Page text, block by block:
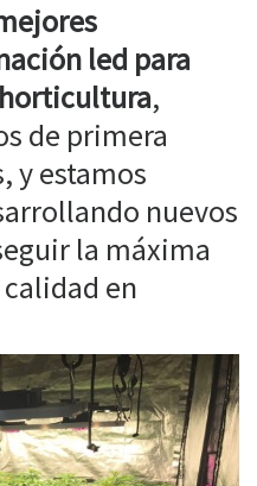
led para
,
de primera
y estamos
nuevos
la máxima
en